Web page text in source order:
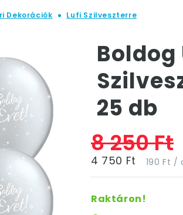
Dekorációk Lufi Szilveszterre
Boldog
25 db
8 250 Ft
4 750 Ft 190 Ft /
Raktáron!